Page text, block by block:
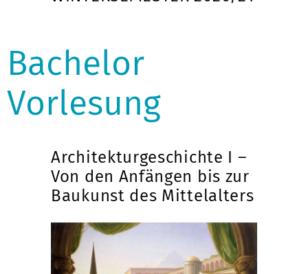
Bachelor
Vorlesung
Architekturgeschichte I –
Von den Anfängen bis zur
Baukunst des Mittelalters